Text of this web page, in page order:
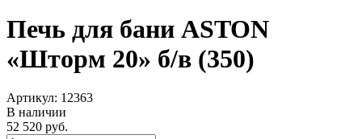
Печь для бани ASTON
«Шторм 20» б/в (350)
Артикул: 12363
В наличии
52 520 руб.